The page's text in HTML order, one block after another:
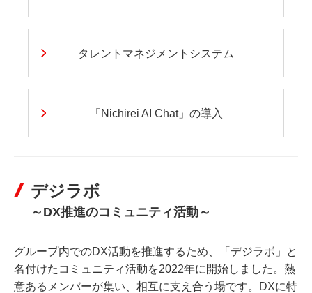
タレントマネジメントシステム
「Nichirei AI Chat」の導入
デジラボ
～DX推進のコミュニティ活動～
グループ内でのDX活動を推進するため、「デジラボ」と
名付けたコミュニティ活動を2022年に開始しました。熱
意あるメンバーが集い、相互に支え合う場です。DXに特